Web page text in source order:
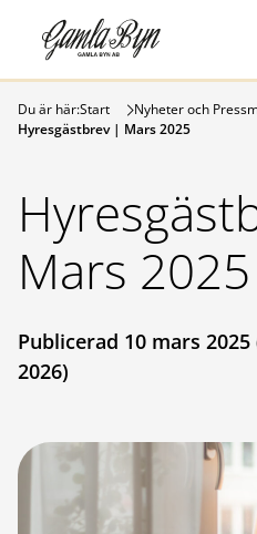
Hoppa till innehåll
Gamla Byn AB
Du är här:Start
Nyheter och
Hyresgästbrev | Mars 2025
Mars 2025
Publicerad 10 mars
2026)